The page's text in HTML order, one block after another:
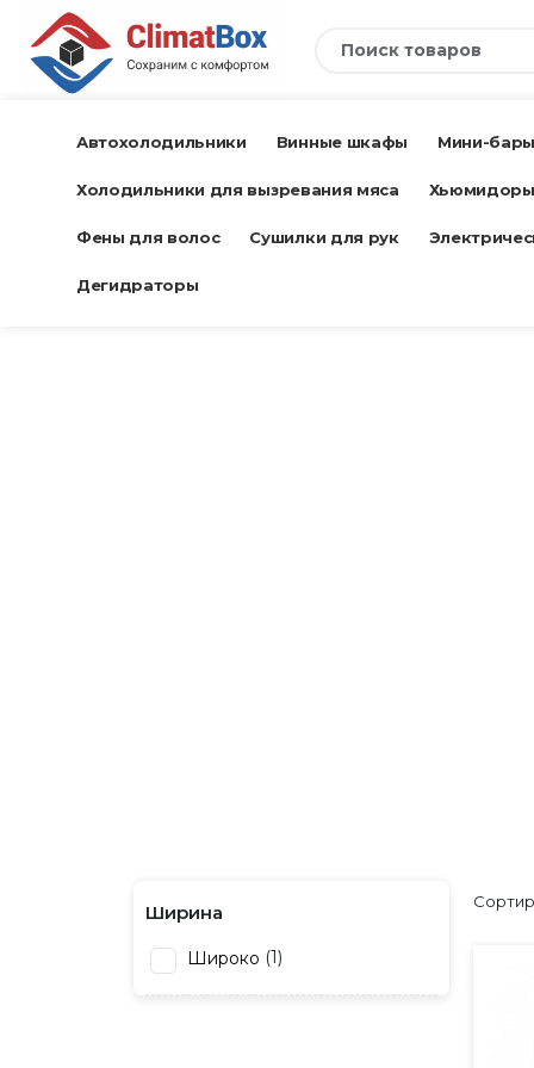
Автохолодильники Винные шкафы Мини-бары
Холодильники для вызревания мяса Хьюмидоры
Фены для волос Сушилки для рук
Дегидраторы
Ширина
Широко 1